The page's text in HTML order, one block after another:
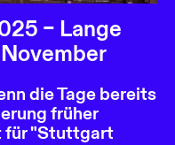
– Lange
die Tage bereits
früher
für "Stuttgart